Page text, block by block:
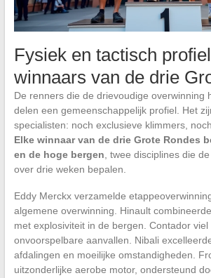
Fysiek en tactisch
winnaars van de drie
De renners die de drievoudige overwinning
delen een gemeenschappelijk profiel. Het
specialisten: noch exclusieve klimmers,
Elke winnaar van de drie Grote Rondes
en de hoge bergen, twee disciplines die
over drie weken bepalen.
Eddy Merckx verzamelde
algemene overwinning. Hinault
met explosiviteit in de bergen. Contador viel
onvoorspelbare aanvallen. Nibali
afdalingen en moeilijke omstandigheden.
uitzonderlijke aerobe motor, ondersteund